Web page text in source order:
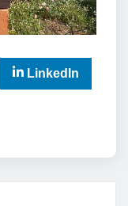
LinkedIn